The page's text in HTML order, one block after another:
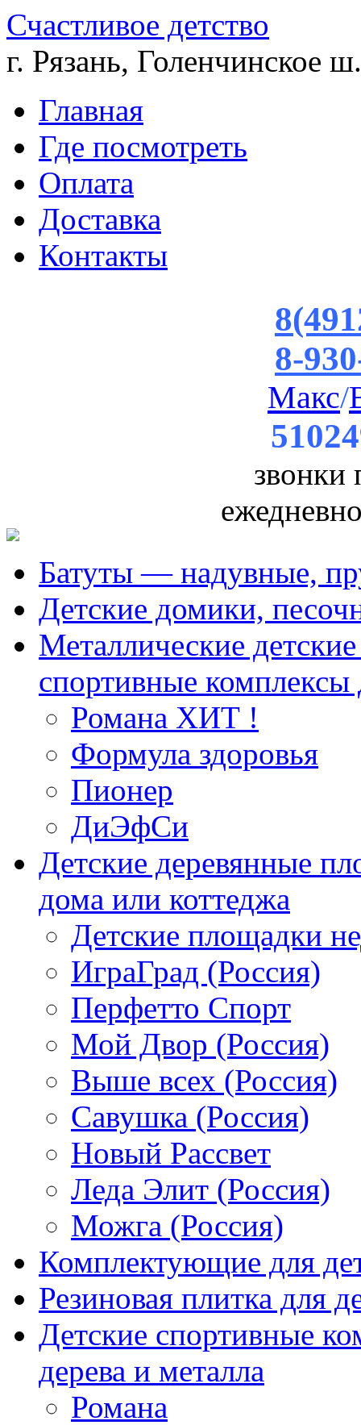
Счастливое детство
г. Рязань, Голенчинское
Главная
Где посмотреть
Оплата
Доставка
Контакты
8-
Макс/
звонки
Батуты — надувные,
Детские домики,
Металлические
спортивные комплексы
Романа ХИТ !
Формула здоровья
Пионер
ДиЭфСи
Детские деревянные
дома или коттеджа
Детские площадки
ИграГрад (Россия)
Перфетто Спорт
Мой Двор (Россия)
Выше всех (Россия)
Савушка (Россия)
Новый Рассвет
Леда Элит (Россия)
Можга (Россия)
Комплектующие для
Резиновая плитка для
Детские спортивные
дерева и металла
Романа